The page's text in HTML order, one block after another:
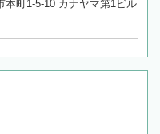
本町1-5-10 カナヤマ第1ビル